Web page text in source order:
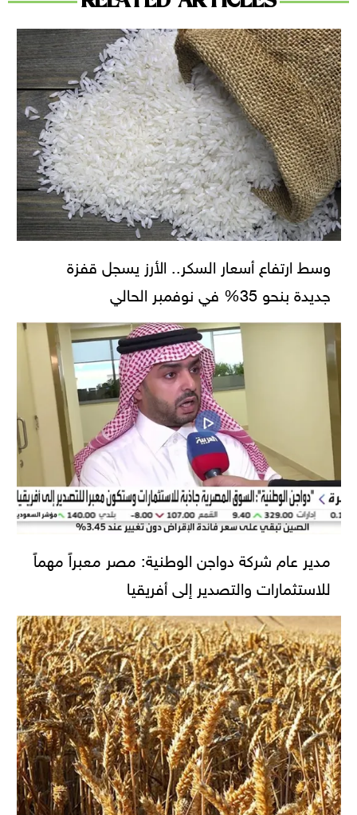
وسط ارتفاع أسعار السكر.. الأرز يسجل قفزة
جديدة بنحو 35% في نوفمبر الحالي
مدير عام شركة دواجن الوطنية: مصر معبراً مهماً
للاستثمارات والتصدير إلى أفريقيا